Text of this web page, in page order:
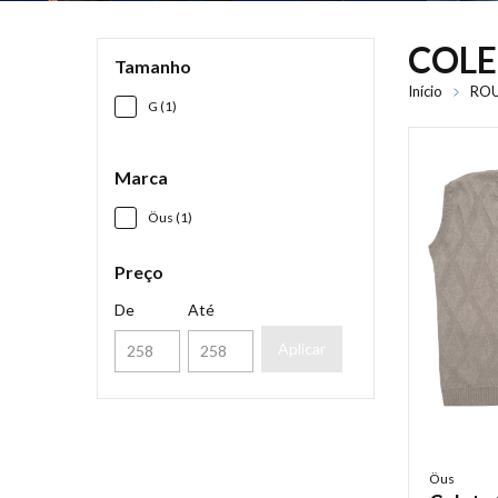
Tamanho
G (1)
Marca
Öus (1)
Preço
De Até
Aplicar
Início
Öus